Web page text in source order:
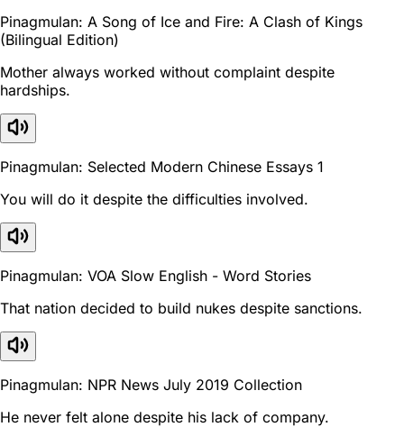
Pinagmulan: A Song of Ice and Fire: A Clash of Kings
(Bilingual Edition)
Mother always worked without complaint despite
hardships.
Pinagmulan: Selected Modern Chinese Essays 1
You will do it despite the difficulties involved.
Pinagmulan: VOA Slow English - Word Stories
That nation decided to build nukes despite sanctions.
Pinagmulan: NPR News July 2019 Collection
He never felt alone despite his lack of company.